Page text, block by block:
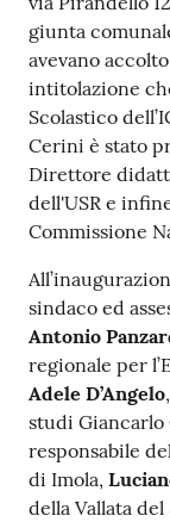
giunta
avevano
intitolazione
Scolastico
Cerini è stato
Direttore
dell'USR e
Commissione
sindaco ed
Antonio
regionale per
Adele D’Angelo,
studi Giancarlo
responsabile
di Imola,
della Vallata